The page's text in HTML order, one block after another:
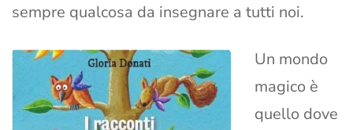
sempre qualcosa da insegnare a tutti noi.
Un mondo
magico è
quello dove